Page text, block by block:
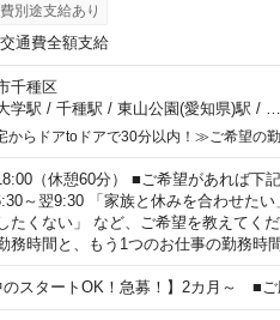
別途支給あり
交通費全額支給
千種区
学駅 / 千種駅 / 東山公園(愛知県)駅 /
からドアtoドアで30分以内！≫ご希望の勤
（休憩60分） ■ご希望があれば下
～翌9:30 「家族と休みを合わせた
たくない」 など、ご希望を教えてく
務時間と、もう1つのお仕事の勤務時
のスタートOK！急募！】2カ月～ ■